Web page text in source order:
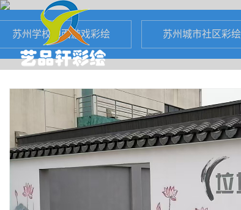
苏州学校地面游戏彩绘 苏州城市社区彩绘